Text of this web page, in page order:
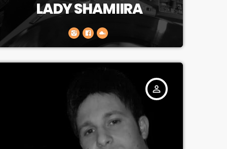
LADY SHAMIIRA
person_outline